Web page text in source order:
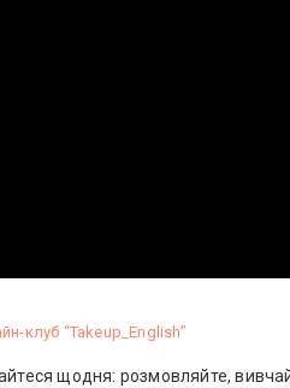
клуб “Takeup_English”
щодня: розмовляйте,